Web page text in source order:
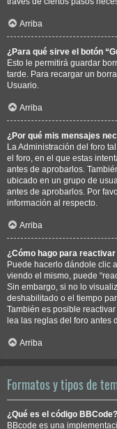
Arriba
¿Para qué sirve el botón
Esto le permitirá guardar
tarde. Para recargar un
Usuario.
Arriba
¿Por qué mis mensajes
La Administración del foro
el foro, en el que estas
antes de aprobarlos.
ubicado en un grupo de
antes de aprobarlos. Por
información al respecto.
Arriba
¿Cómo hago para
Puede hacerlo dándole clic
viendo el mismo, puede
Sin embargo, si no lo
deshabilitado o el tiempo
También es posible
lea las reglas del foro antes
Arriba
Formatos y tipos de
¿Qué es el código BBCode?
BBcode es una